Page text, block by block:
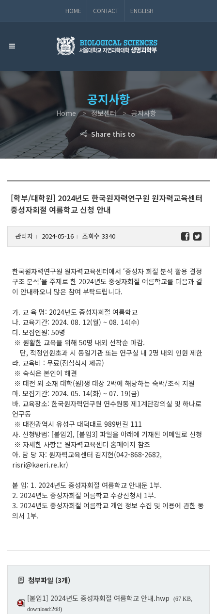
HOME CONTACT ENGLISH
공지사항
Home 정보센터 공지사항
Share this to
[학부/대학원] 2024년도 한국원자력연구원 원자력교육센터
중성자회절 여름학교 신청 안내
관리자 l 2024-05-16 l 조회수 3340
한국원자력연구원 원자력교육센터에서 ‘중성자 회절 분석 활용 결정
구조 분석’을 주제로 한 2024년도 중성자회절 여름학교를 다음과 같
이 안내하오니 많은 참여 부탁드립니다.
가. 교 육 명: 2024년도 중성자회절 여름학교
나. 교육기간: 2024. 08. 12(월) ~ 08. 14(수)
다. 모집인원: 50명
※ 원활한 교육을 위해 50명 내외 선착순 마감.
단, 적정인원초과 시 동일기관 또는 연구실 내 2명 내외 인원 제한
라. 교육비 : 무료(점심식사 제공)
※ 숙식은 본인이 해결
※ 대전 외 소재 대학(원)생 대상 2박에 해당하는 숙박/조식 지원
마. 모집기간: 2024. 05. 14(화) ~ 07. 19(금)
바. 교육장소: 한국원자력연구원 연수원동 제1계단강의실 및 하나로
연구동
※ 대전광역시 유성구 대덕대로 989번길 111
사. 신청방법: [붙임2], [붙임3] 파일을 아래에 기재된 이메일로 신청
※ 자세한 사항은 원자력교육센터 홈페이지 참조
아. 담 당 자: 원자력교육센터 김지현(042-868-2682,
risri@kaeri.re.kr)
붙 임: 1. 2024년도 중성자회절 여름학교 안내문 1부.
2. 2024년도 중성자회절 여름학교 수강신청서 1부.
3. 2024년도 중성자회절 여름학교 개인 정보 수집 및 이용에 관한 동
의서 1부.
첨부파일 (3개)
[붙임1] 2024년도 중성자회절 여름학교 안내.hwp
(67 KB,
download:268)